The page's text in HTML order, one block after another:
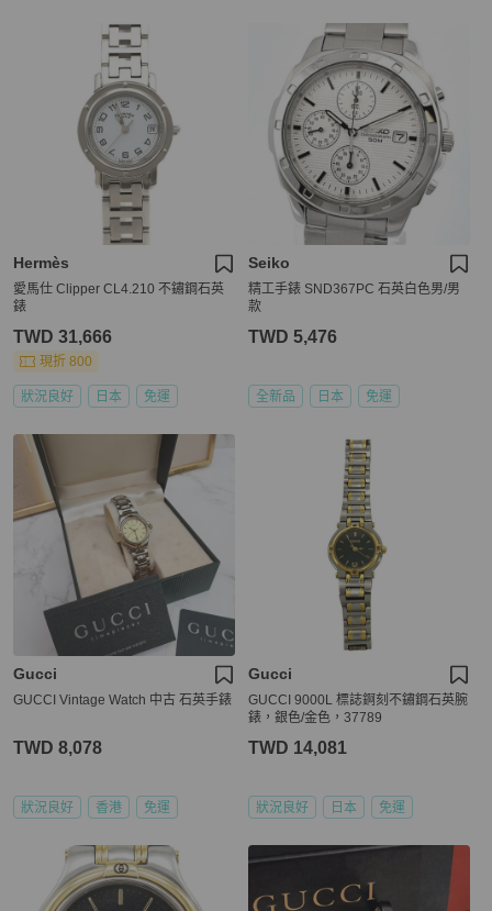
Hermès
愛馬仕 Clipper CL4.210 不鏽鋼石英
錶
TWD 31,666
現折 800
狀況良好 日本 免運
Seiko
精工手錶 SND367PC 石英白色男/男
款
TWD 5,476
全新品 日本 免運
Gucci
GUCCI Vintage Watch 中古 石英手錶
TWD 8,078
狀況良好 香港 免運
Gucci
GUCCI 9000L 標誌錒刻不鏽鋼石英腕
錶，銀色/金色，37789
TWD 14,081
狀況良好 日本 免運